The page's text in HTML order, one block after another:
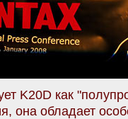
K20D как
она обладает